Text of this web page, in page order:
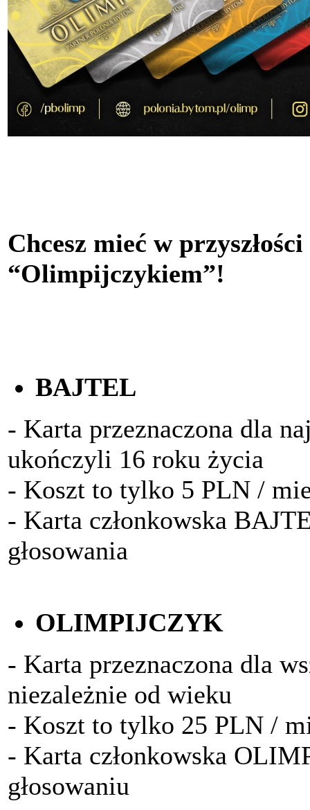
Chcesz mieć w
“Olimpijczykiem”!
BAJTEL
- Karta przeznaczona dla
ukończyli 16 roku życia
- Koszt to tylko 5 PLN /
- Karta członkowska
głosowania
OLIMPIJCZYK
- Karta przeznaczona dla
niezależnie od wieku
- Koszt to tylko 25 PLN /
- Karta członkowska
głosowaniu